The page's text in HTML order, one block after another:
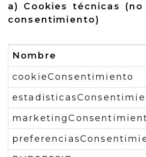
a) Cookies técnicas
consentimiento)
Nombre
cookieConsentimiento